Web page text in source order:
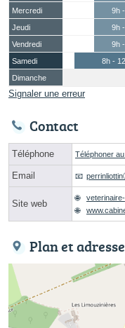
Mercredi
9h
Jeudi
9h
Vendredi
9h
Samedi
8h -
Dimanche
Signaler une erreur
Contact
Téléphone Téléphoner
Email
Site web
Plan et adresse